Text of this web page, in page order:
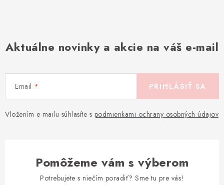
Aktuálne novinky a akcie na váš e-mail
Email
Vložením e-mailu súhlasíte s podmienkami ochrany osobných údajov
PRIHLÁSIŤ SA
Pomôžeme vám s výberom
Potrebujete s niečím poradiť? Sme tu pre vás!